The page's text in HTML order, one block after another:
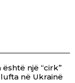
një “cirk”
në Ukrainë